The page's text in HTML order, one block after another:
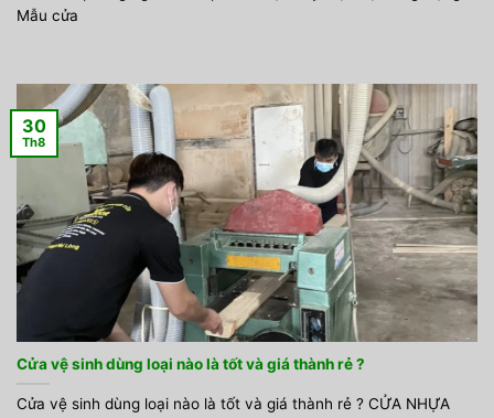
Mẫu cửa
Cửa vệ sinh dùng loại nào là tốt và giá thành rẻ ?
Cửa vệ sinh dùng loại nào là tốt và giá thành rẻ ? CỬA NHỰA
30
Th8